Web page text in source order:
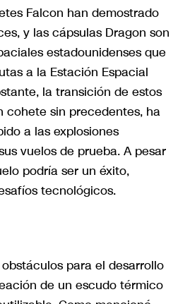
Falcon han demostrado
y las cápsulas Dragon son
estadounidenses que
a la Estación Espacial
la transición de estos
cohete sin precedentes, ha
a las explosiones
vuelos de prueba. A pesar
podría ser un éxito,
tecnológicos.
para el desarrollo
de un escudo térmico